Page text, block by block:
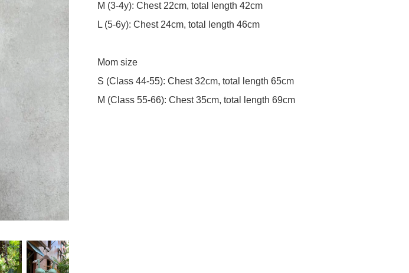
M (3-4y): Chest 22cm, total length 42cm
L (5-6y): Chest 24cm, total length 46cm
Mom size
S (Class 44-55): Chest 32cm, total length 65cm
M (Class 55-66): Chest 35cm, total length 69cm